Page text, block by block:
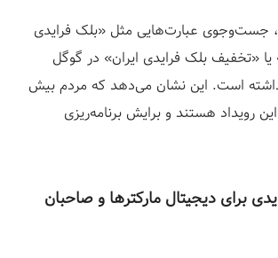
جست‌وجوی عبارت‌هایی مثل «بلک فرایدی
«تخفیف بلک فرایدی ایران» در گوگل
است. این نشان می‌دهد که مردم بیش
رویداد هستند و برایش برنامه‌ریزی
برای دیجیتال مارکترهاو صاحبان